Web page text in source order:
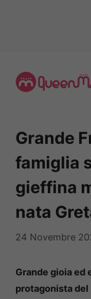
contenuto
Grande
famiglia
gieffina
nata
24 Novembre
Grande gioia ed
protagonista